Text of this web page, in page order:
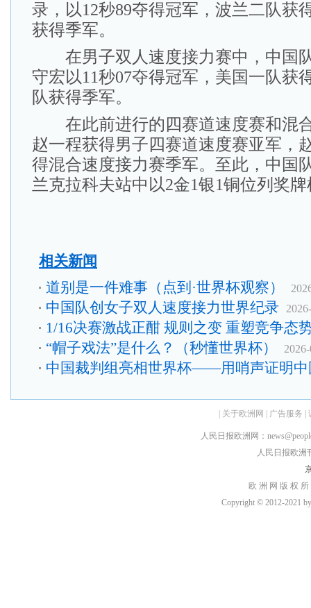
录，以12秒89夺得冠军，波兰二队获
获得季军。
在男子双人速度接力赛中，中国
守宏以11秒07夺得冠军，美国一队获
队获得季军。
在此前进行的四赛道速度赛和混
赵一程获得男子四赛道速度赛亚军，
得混合速度接力赛季军。至此，中国
兰克拉科夫站中以2金1银1铜位列奖
相关新闻
道别是一件难事（点到·世界杯观察）
中国队创女子双人速度接力世界纪录
1/16决赛激战正酣 规则之变 重塑竞争态
“帽子戏法”是什么？（秒懂世界杯）
中国裁判组亮相世界杯——用哨声证明中
关于欧洲网 广告服务
人民日报欧洲网：
人民日报欧洲
欧 洲 网 版 权
Copyright © 2012-2021